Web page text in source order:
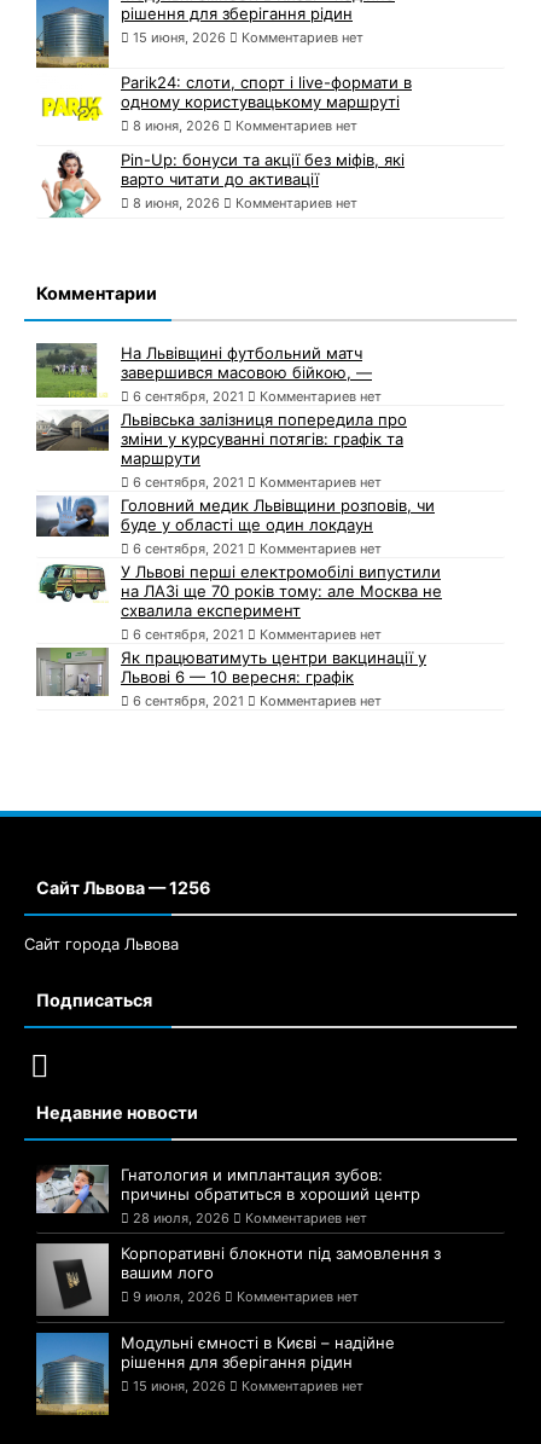
рішення для зберігання рідин
15 июня, 2026 Комментариев нет
Parik24: слоти, спорт і live-формати в
одному користувацькому маршруті
8 июня, 2026 Комментариев нет
Pin-Up: бонуси та акції без міфів, які
варто читати до активації
8 июня, 2026 Комментариев нет
Комментарии
На Львівщині футбольний матч
завершився масовою бійкою, —
6 сентября, 2021 Комментариев нет
Львівська залізниця попередила про
зміни у курсуванні потягів: графік та
маршрути
6 сентября, 2021 Комментариев нет
Головний медик Львівщини розповів, чи
буде у області ще один локдаун
6 сентября, 2021 Комментариев нет
У Львові перші електромобілі випустили
на ЛАЗі ще 70 років тому: але Москва не
схвалила експеримент
6 сентября, 2021 Комментариев нет
Як працюватимуть центри вакцинації у
Львові 6 — 10 вересня: графік
6 сентября, 2021 Комментариев нет
Сайт Львова — 1256
Сайт города Львова
Подписаться
Недавние новости
Гнатология и имплантация зубов:
причины обратиться в хороший центр
28 июля, 2026 Комментариев нет
Корпоративні блокноти під замовлення з
вашим лого
9 июля, 2026 Комментариев нет
Модульні ємності в Києві – надійне
рішення для зберігання рідин
15 июня, 2026 Комментариев нет